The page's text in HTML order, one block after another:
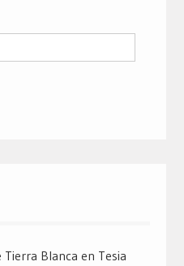
Blanca en Tesia